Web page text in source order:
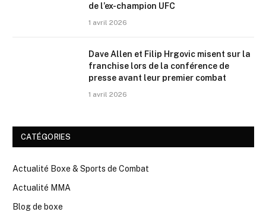
de l’ex-champion UFC
1 avril 2026
Dave Allen et Filip Hrgovic misent sur la
franchise lors de la conférence de
presse avant leur premier combat
1 avril 2026
CATÉGORIES
Actualité Boxe & Sports de Combat
Actualité MMA
Blog de boxe